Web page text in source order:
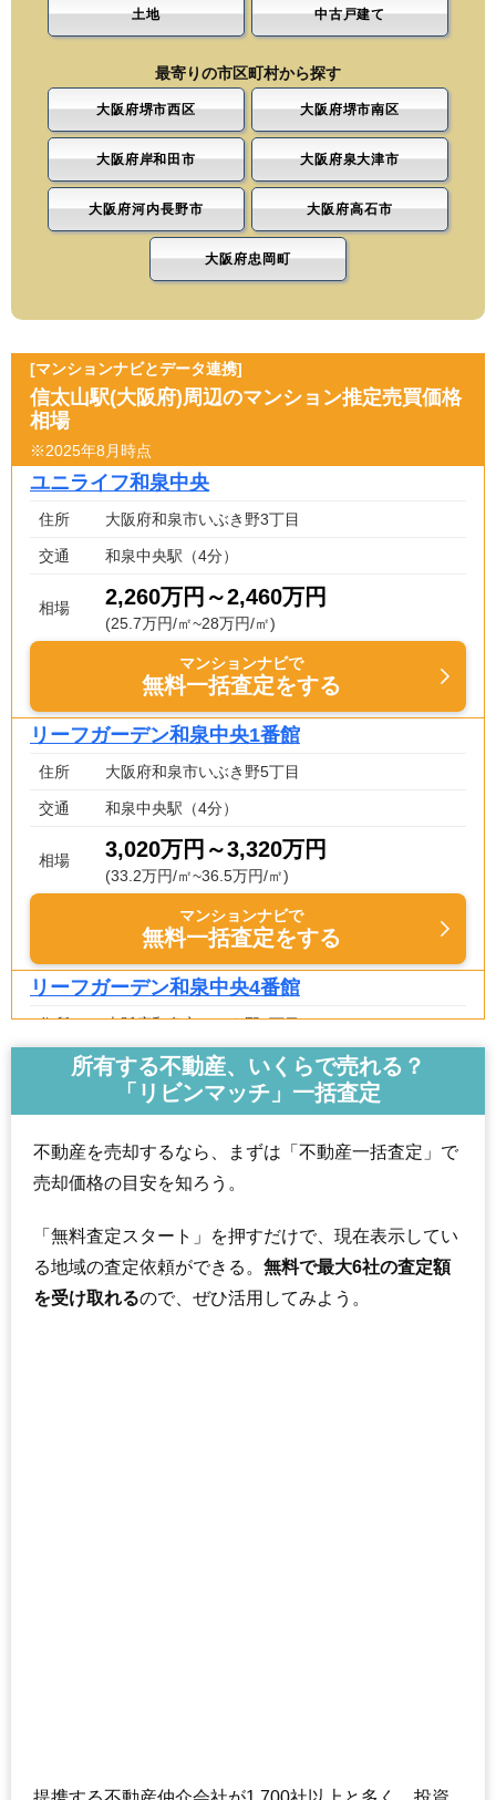
土地 中古戸建て
最寄りの市区町村から探す
大阪府堺市西区 大阪府堺市南区
大阪府岸和田市 大阪府泉大津市
大阪府河内長野市 大阪府高石市
大阪府忠岡町
[マンションナビとデータ連携]
信太山駅(大阪府)周辺のマンション推定売買価格
相場
※2025年8月時点
ユニライフ和泉中央
住所 大阪府和泉市いぶき野3丁目
交通 和泉中央駅（4分）
相場 2,260万円～2,460万円
(25.7万円/㎡~28万円/㎡)
マンションナビで
無料一括査定をする
リーフガーデン和泉中央1番館
住所 大阪府和泉市いぶき野5丁目
交通 和泉中央駅（4分）
相場 3,020万円～3,320万円
(33.2万円/㎡~36.5万円/㎡)
マンションナビで
無料一括査定をする
リーフガーデン和泉中央4番館
住所 大阪府和泉市いぶき野5丁目
和泉中央駅（4分）
相場 3,090万円～3,390万円
マンションナビで
無料一括査定をする
マイシティ泉北B棟
住所 大阪府和泉市伏屋町5丁目
交通 光明池駅（11分）
所有する不動産、いくらで売れる？
「リビンマッチ」一括査定
不動産を売却するなら、まずは「不動産一括査定」で
売却価格の目安を知ろう。
「無料査定スタート」を押すだけで、現在表示してい
る地域の査定依頼ができる。 無料で最大6社の査定額
を受け取れるので、ぜひ活用してみよう。